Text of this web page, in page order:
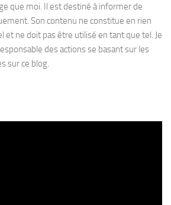
que moi. Il est destiné à informer de
Son contenu ne constitue en rien
et ne doit pas être utilisé en tant que tel. Je
des actions se basant sur les
sur ce blog.